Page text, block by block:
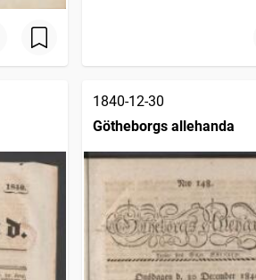
1840-12-30
Götheborgs allehanda